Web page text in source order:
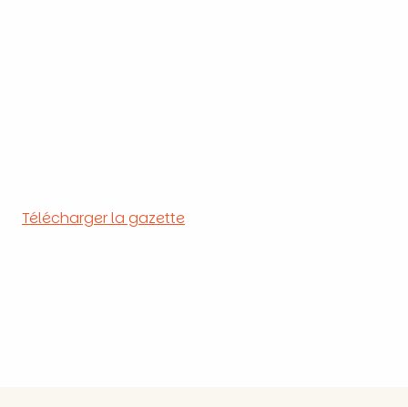
Télécharger la gazette